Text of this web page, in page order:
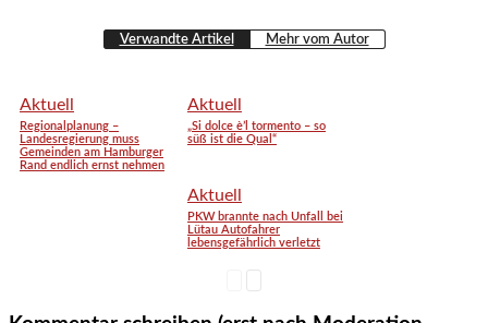
Verwandte Artikel Mehr vom Autor
Aktuell
Regionalplanung –
Landesregierung muss
Gemeinden am Hamburger
Rand endlich ernst nehmen
Aktuell
„Si dolce è’l tormento – so
süß ist die Qual“
Aktuell
PKW brannte nach Unfall bei
Lütau Autofahrer
lebensgefährlich verletzt